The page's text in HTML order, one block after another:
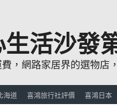
活沙發
，網路家居界的選物店
海道 喜鴻旅行社評價 喜鴻日本